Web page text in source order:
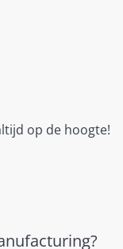
op de hoogte!